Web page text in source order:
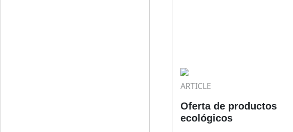
ARTICLE
Oferta de productos
ecológicos